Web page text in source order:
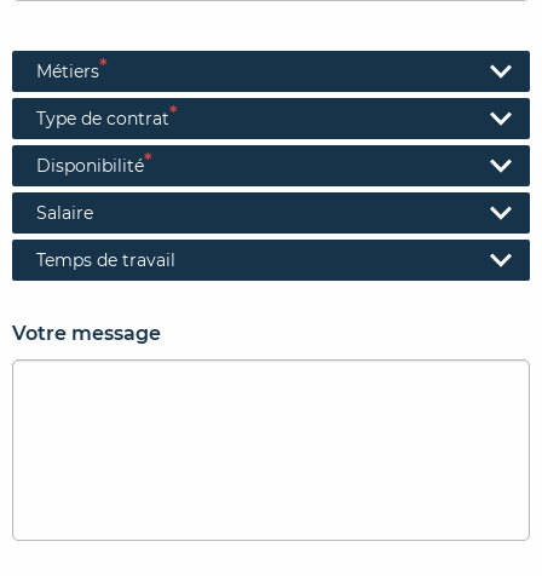
Métiers*
Type de contrat*
Disponibilité*
Salaire
Temps de travail
Votre message